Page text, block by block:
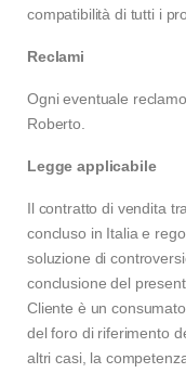
compatibilità di tutti i
Reclami
Ogni eventuale
Roberto.
Legge applicabile
Il contratto di vendita
concluso in Italia e
soluzione di
conclusione del
Cliente è un
del foro di riferimento
altri casi, la